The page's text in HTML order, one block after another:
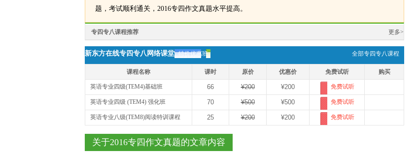
题，考试顺利通关，2016专四作文真题水平提高。
专四专八课程推荐 更多>
新东方在线专四专八网络课堂 特价优惠班 全部专四专八课程
课程名称 课时 原价 优惠价 免费试听 购买
英语专业四级(TEM4)基础班 66 ¥200 ¥200 免费试听
英语专业四级 (TEM4) 强化班 70 ¥500 ¥500 免费试听
英语专业八级(TEM8)阅读特训课程 25 ¥200 ¥200 免费试听
关于2016专四作文真题的文章内容